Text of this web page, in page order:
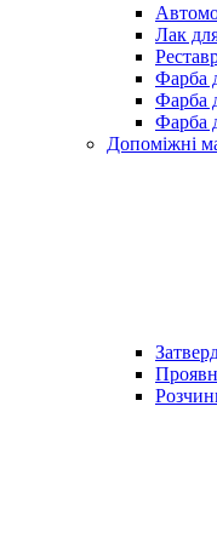
Лак
Фарба
Фарба
Фарба
Допоміжні